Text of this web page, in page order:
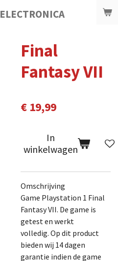
ELECTRONICA
Final
Fantasy VII
€ 19,99
In
winkelwagen
Omschrijving
Game Playstation 1 Final
Fantasy VII. De game is
getest en werkt
volledig. Op dit product
bieden wij 14 dagen
garantie indien de game